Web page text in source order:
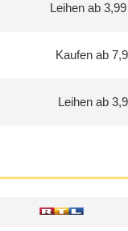
Leihen ab 3,99
Kaufen ab
Leihen ab